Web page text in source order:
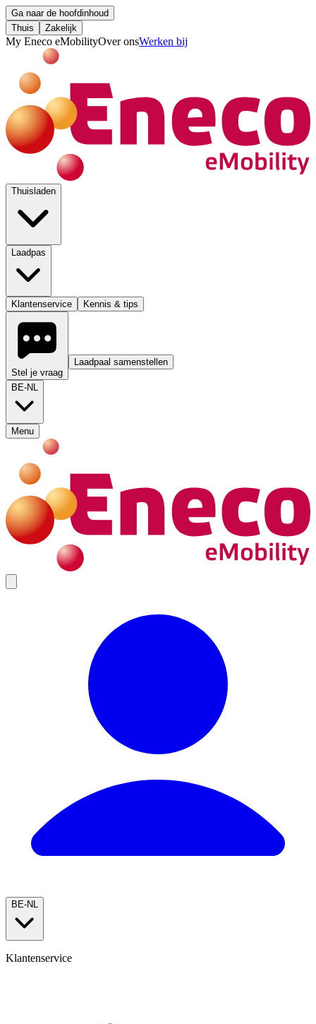
Ga naar de hoofdinhoud
Thuis
Zakelijk
My Eneco eMobilityOver onsWerken bij
Thuisladen
Laadpas
Klantenservice Kennis & tips
Stel je vraag
Laadpaal samenstellen
BE-NL
Menu
BE-NL
Klantenservice